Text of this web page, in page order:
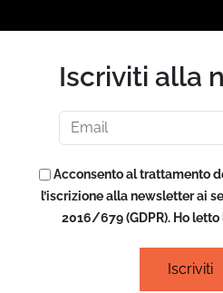
Iscriviti alla
Acconsento al trattamento
l’iscrizione alla newsletter ai
2016/679 (GDPR). Ho